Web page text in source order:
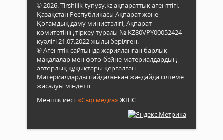
© 2026. Tirshilik-tynysy.kz ақпараттық агенттігі.
Қазақстан Республикасы Ақпарат және
Қоғамдық даму министрлігі, Ақпарат
комитетінің тіркеу туралы № KZ80VPY00052424
куәлігі 21.07.2022 жылы берілген.
® Агенттік сайтында жарияланған барлық
мақалалар мен фото-бейне материалдардың
авторлық құқықтары қорғалған.
Материалдарды пайдаланған жағдайда сілтеме
жасалуы міндетті.
Меншік иесі:«Сыр медиа»ЖШС.